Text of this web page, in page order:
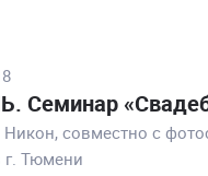
Семинар
cовместно с
г. Тюмени